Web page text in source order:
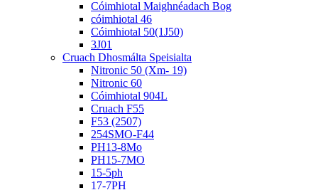
Cóimhiotal Maighnéadach Bog
cóimhiotal 46
Cóimhiotal 50(1J50)
3J01
Cruach Dhosmálta Speisialta
Nitronic 50 (Xm- 19)
Nitronic 60
Cóimhiotal 904L
Cruach F55
F53 (2507)
254SMO-F44
PH13-8Mo
PH15-7MO
15-5ph
17-7PH